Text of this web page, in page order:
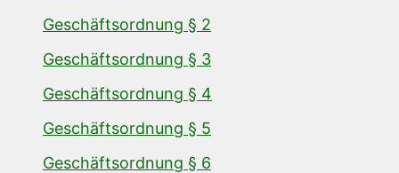
Geschäftsordnung § 2
Geschäftsordnung § 3
Geschäftsordnung § 4
Geschäftsordnung § 5
Geschäftsordnung § 6